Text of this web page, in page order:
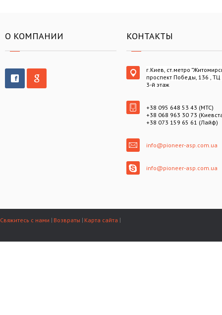
О КОМПАНИИ КОНТАКТЫ
г.Киев, ст.метро
проспект Победы, 136 , ТЦ
3-й этаж
+38 095 648 53 43 (МТС)
+38 068 963 30 73
+38 073 159 65 61 (Лайф)
info@pioneer-asp.com.ua
info@pioneer-asp.com.ua
Свяжитесь с нами Возвраты Карта сайта